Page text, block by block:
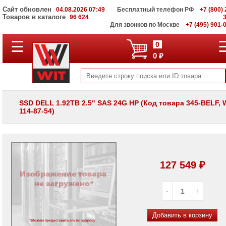
Сайт обновлен 04.08.2026 07:49
Товаров в каталоге 96 624
Бесплатный телефон РФ
+7 (800)
Для звонков по Москве
+7 (495) 901-
ПОЛНЫЙ
КАТАЛОГ
Корпоративные
серверы
WIT
хранения
VI
Мониторы
и
LCD
панели
☰ 0
0 ₽
SSD DELL 1.92TB 2.5" SAS 24G HP (Код товара 345-BELF,
114-87-54)
127 549 ₽
Добавить в корзину